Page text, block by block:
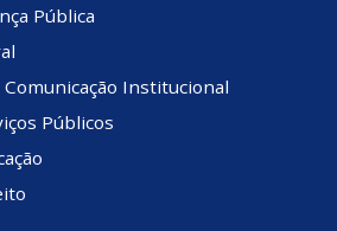
Pública
Institucional
Públicos